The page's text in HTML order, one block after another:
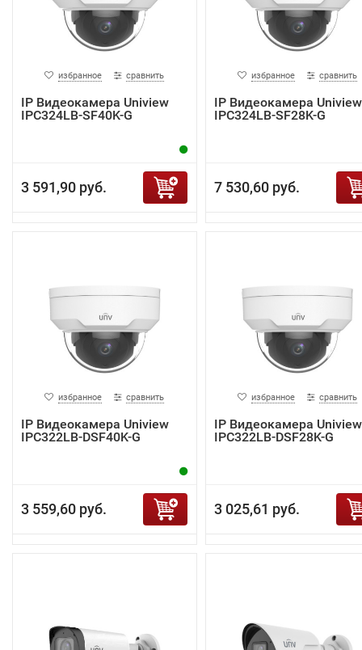
избранное сравнить
IP Видеокамера Uniview
IPC324LB-SF40K-G
3 591,90 руб.
избранное сравнить
IP Видеокамера Uniview
IPC324LB-SF28K-G
7 530,60 руб.
избранное сравнить
IP Видеокамера Uniview
IPC322LB-DSF40K-G
3 559,60 руб.
избранное сравнить
IP Видеокамера Uniview
IPC322LB-DSF28K-G
3 025,61 руб.